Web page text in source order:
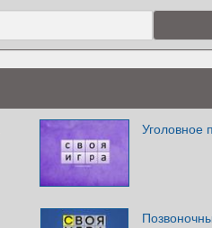
Уголовное